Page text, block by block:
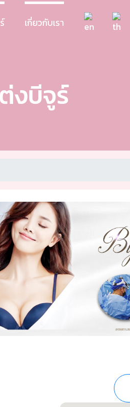
เกี่ยวกับเรา
งบีจูร์